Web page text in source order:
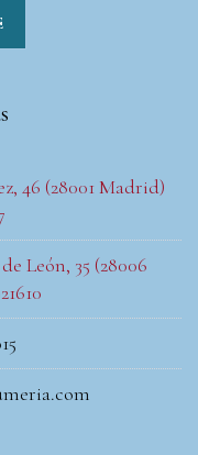
46 (28001 Madrid)
León, 35 (28006